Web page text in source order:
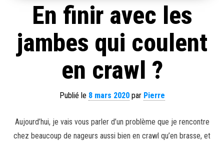
En finir avec les
jambes qui coulent
en crawl ?
Publié le 8 mars 2020par Pierre
Aujourd’hui, je vais vous parler d’un problème que je rencontre
chez beaucoup de nageurs aussi bien en crawl qu’en brasse, et